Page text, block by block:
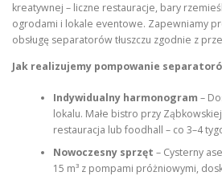
kreatywnej – liczne restauracje, bary
ogrodami i lokale eventowe. Zapewniamy
obsługę separatorów tłuszczu zgodnie z
Jak realizujemy pompowanie
Indywidualny harmonogram –
lokalu. Małe bistro przy
restauracja lub foodhall – co 3–4
Nowoczesny sprzęt – Cysterny
15 m³ z pompami próżniowymi,